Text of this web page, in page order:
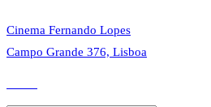
Cinema Fernando Lopes
Campo Grande 376, Lisboa